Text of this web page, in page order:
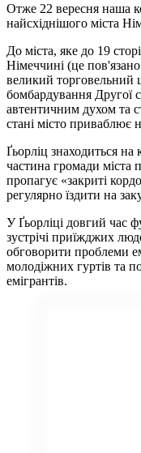
Отже 22 вересня наша
найсхіднішого міста
До міста, яке до 19
Німеччині (це
великий торговельний
бомбардування Другої
автентичним духом та
стані місто приваблює
Ґьорліц знаходиться
частина громади міста
пропагує «закриті
регулярно їздити на
У Ґьорліці довгий час
зустрічі приїжджих
обговорити проблеми
молодіжних гуртів та
емігрантів.